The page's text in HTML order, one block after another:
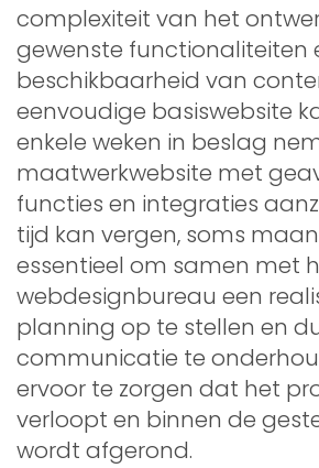
complexiteit van het
gewenste functionaliteiten
beschikbaarheid van
eenvoudige basiswebsite
enkele weken in beslag
maatwerkwebsite met
functies en integraties
tijd kan vergen, soms
essentieel om samen met
webdesignbureau een
planning op te stellen en
communicatie te
ervoor te zorgen dat het
verloopt en binnen de
wordt afgerond.